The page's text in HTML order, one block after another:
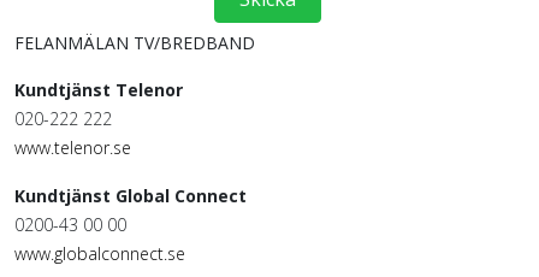
FELANMÄLAN TV/BREDBAND
Kundtjänst Telenor
020-222 222
www.telenor.se
Kundtjänst Global Connect
0200-43 00 00
www.globalconnect.se